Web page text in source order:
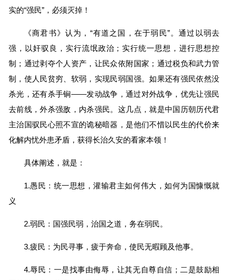
实的“强民”，必须灭掉！
《商君书》认为，“有道之国，在于弱民”。通过以弱去
强，以奸驭良，实行流氓政治；实行统一思想，进行思想控
制；通过剥夺个人资产，让民众依附国家；通过税负和武力管
制，使人民贫穷、软弱，实现民弱国强。如果还有强民依然没
杀光，还有杀手锏——发动战争，通过对外战争，优先让强民
去前线，外杀强敌，内杀强民。这几点，就是中国历朝历代君
主治国驭民心照不宣的诡秘暗器，是他们不惜以民生的代价来
化解内忧外患矛盾，获得长治久安的看家本领！
具体阐述，就是：
1.愚民：统一思想，灌输君主如何伟大，如何为国慷慨就
义
2.弱民：国强民弱，治国之道，务在弱民。
3.疲民：为民寻事，疲于奔命，使民无暇顾及他事。
4.辱民：一是找事由侮辱，让其无自尊自信；二是鼓励相